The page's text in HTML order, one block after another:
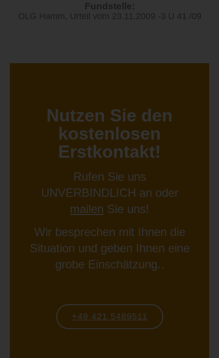
Fundstelle:
OLG Hamm, Urteil vom 23.11.2009 -3 U 41 /09
Nutzen Sie den
kostenlosen
Erstkontakt!
Rufen Sie uns
UNVERBINDLICH an oder
mailen Sie uns!
Wir besprechen mit Ihnen die
Situation und geben Ihnen eine
grobe Einschätzung..
+49 421 5489511